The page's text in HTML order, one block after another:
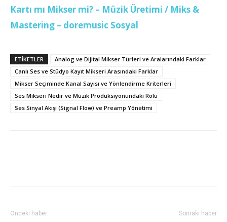
Kartı mı Mikser mi? – Müzik Üretimi / Miks &
Mastering – doremusic Sosyal
ETİKETLER
Analog ve Dijital Mikser Türleri ve Aralarındaki Farklar
Canlı Ses ve Stüdyo Kayıt Mikseri Arasındaki Farklar
Mikser Seçiminde Kanal Sayısı ve Yönlendirme Kriterleri
Ses Mikseri Nedir ve Müzik Prodüksiyonundaki Rolü
Ses Sinyal Akışı (Signal Flow) ve Preamp Yönetimi
Önceki haber Sonraki haber